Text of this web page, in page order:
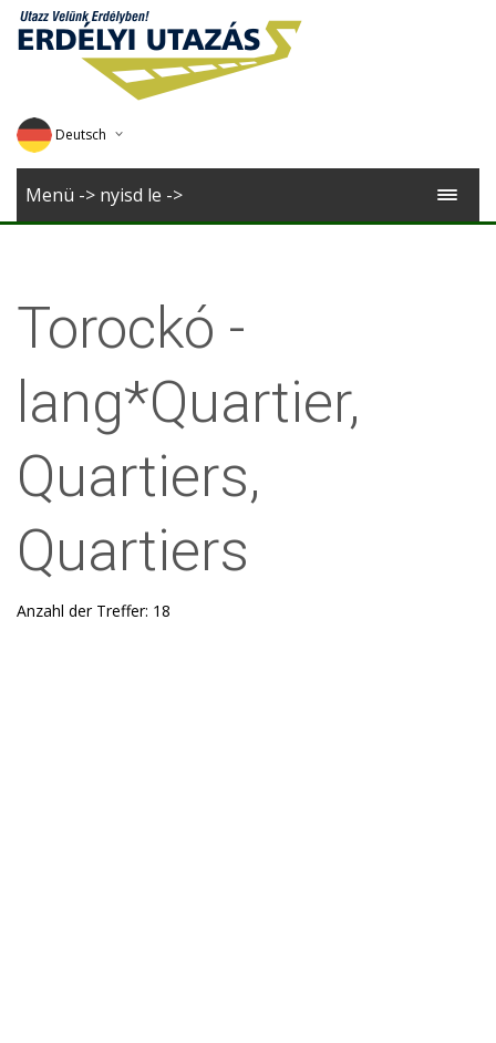
Deutsch
English
Menü -> nyisd le ->
Torockó -
lang*Quartier,
Quartiers,
Quartiers
Anzahl der Treffer: 18